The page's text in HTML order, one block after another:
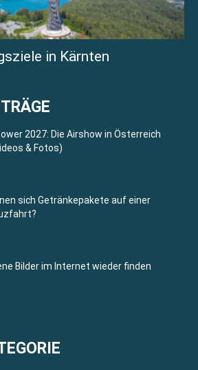
in Kärnten
2027: Die Airshow in Österreich
& Fotos)
sich Getränkepakete auf einer
Bilder im Internet wieder finden